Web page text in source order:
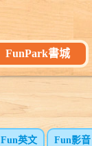
FunPark書城
Fun英文 Fun影音